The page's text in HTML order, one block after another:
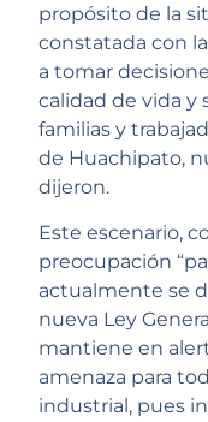
propósito de la
constatada con
a tomar
calidad de vida y
familias y
de Huachipato,
dijeron.
Este escenario,
preocupación
actualmente se
nueva Ley
mantiene en
amenaza para
industrial, pues